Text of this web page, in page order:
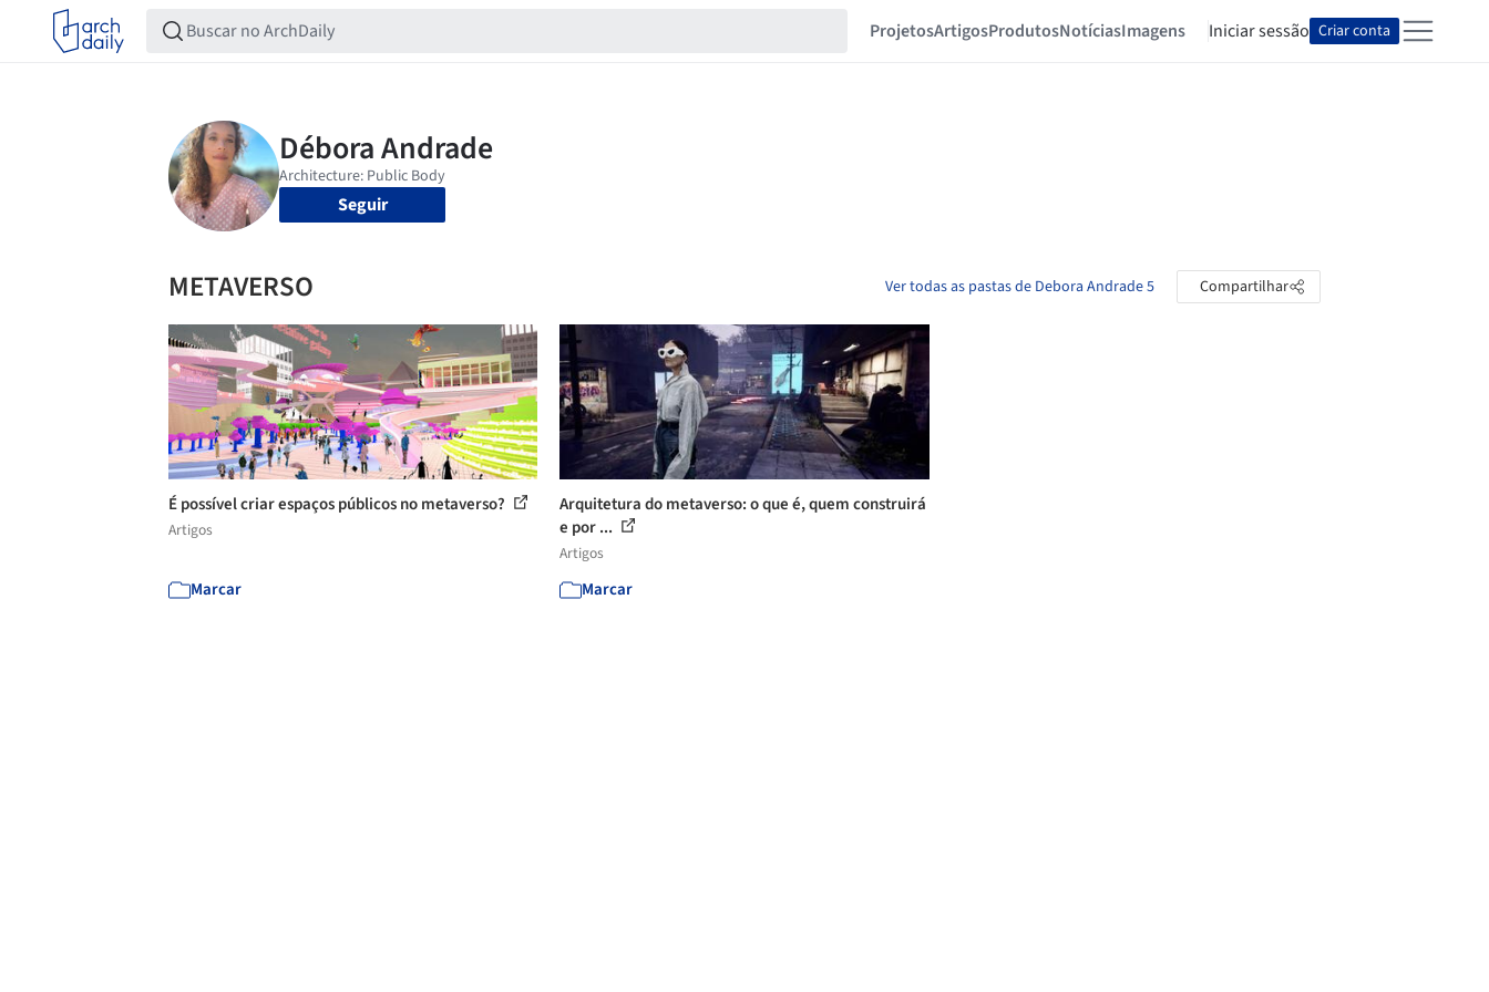
ProjetosArtigosProdutosNotíciasImagens Iniciar sessão Criar conta
Seguir
METAVERSO Ver todas as pastas de Debora Andrade 5 Compartilhar
É possível criar espaços públicos no metaverso?
Artigos
Marcar
Arquitetura do metaverso: o que é, quem construirá
e por ...
Artigos
Marcar